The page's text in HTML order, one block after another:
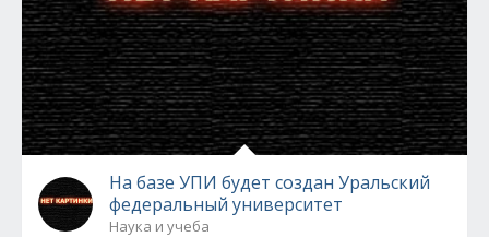
На базе УПИ будет создан Уральский
федеральный университет
Наука и учеба